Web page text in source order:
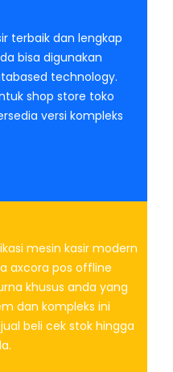
terbaik dan lengkap
bisa digunakan
technology.
shop store toko
versi kompleks
mesin kasir modern
axcora pos offline
khusus anda yang
dan kompleks ini
beli cek stok hingga